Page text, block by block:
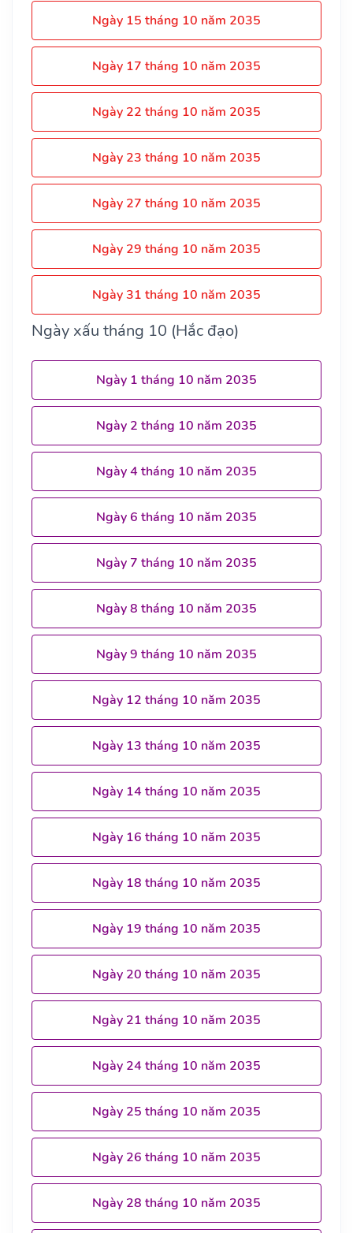
Ngày 15 tháng 10 năm 2035
Ngày 17 tháng 10 năm 2035
Ngày 22 tháng 10 năm 2035
Ngày 23 tháng 10 năm 2035
Ngày 27 tháng 10 năm 2035
Ngày 29 tháng 10 năm 2035
Ngày 31 tháng 10 năm 2035
Ngày xấu tháng 10 (Hắc đạo)
Ngày 1 tháng 10 năm 2035
Ngày 2 tháng 10 năm 2035
Ngày 4 tháng 10 năm 2035
Ngày 6 tháng 10 năm 2035
Ngày 7 tháng 10 năm 2035
Ngày 8 tháng 10 năm 2035
Ngày 9 tháng 10 năm 2035
Ngày 12 tháng 10 năm 2035
Ngày 13 tháng 10 năm 2035
Ngày 14 tháng 10 năm 2035
Ngày 16 tháng 10 năm 2035
Ngày 18 tháng 10 năm 2035
Ngày 19 tháng 10 năm 2035
Ngày 20 tháng 10 năm 2035
Ngày 21 tháng 10 năm 2035
Ngày 24 tháng 10 năm 2035
Ngày 25 tháng 10 năm 2035
Ngày 26 tháng 10 năm 2035
Ngày 28 tháng 10 năm 2035